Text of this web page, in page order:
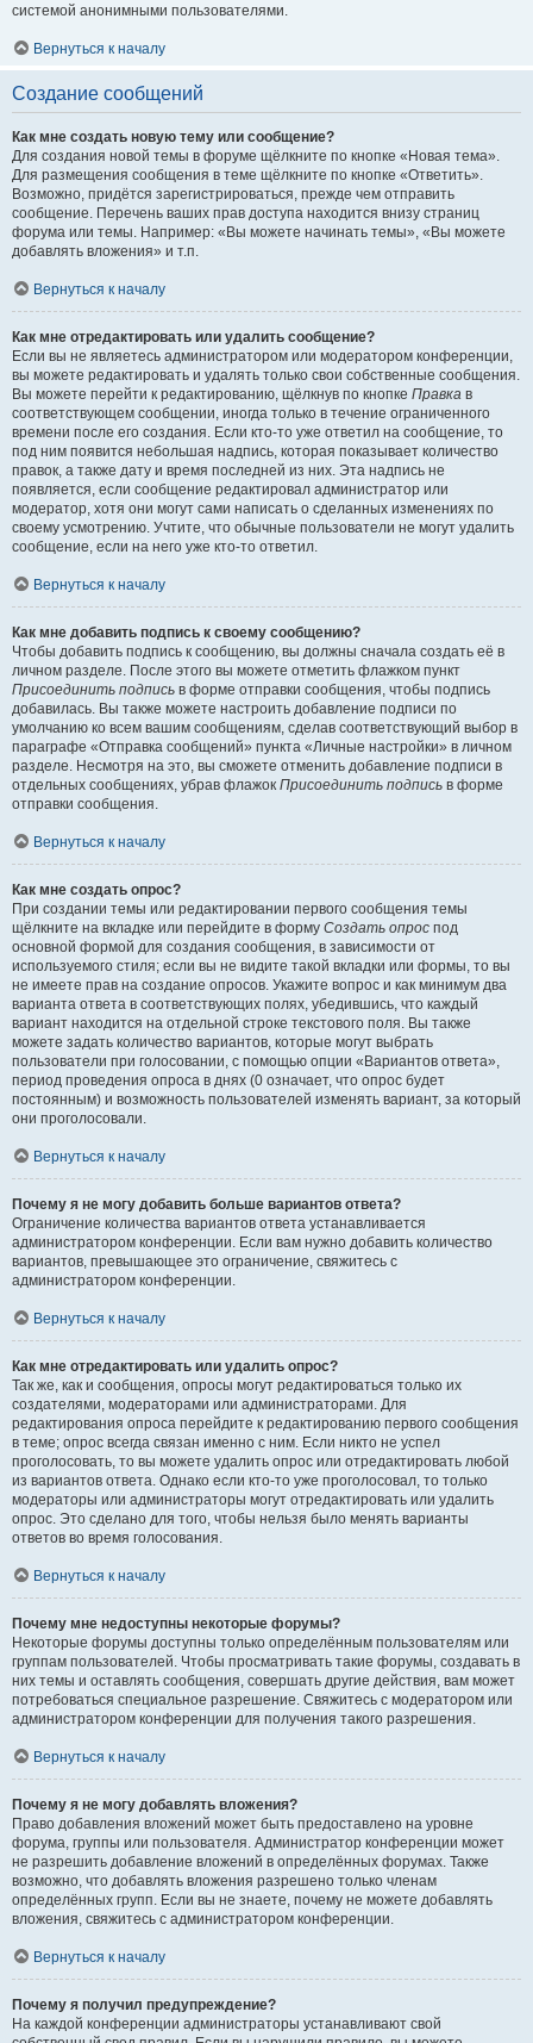
системой анонимными пользователями.
Вернуться к началу
Создание сообщений
Как мне создать новую тему или сообщение?
Для создания новой темы в форуме щёлкните по кнопке «Новая тема».
Для размещения сообщения в теме щёлкните по кнопке «Ответить».
Возможно, придётся зарегистрироваться, прежде чем отправить
сообщение. Перечень ваших прав доступа находится внизу страниц
форума или темы. Например: «Вы можете начинать темы», «Вы можете
добавлять вложения» и т.п.
Вернуться к началу
Как мне отредактировать или удалить сообщение?
Если вы не являетесь администратором или модератором конференции,
вы можете редактировать и удалять только свои собственные сообщения.
Вы можете перейти к редактированию, щёлкнув по кнопке Правка в
соответствующем сообщении, иногда только в течение ограниченного
времени после его создания. Если кто-то уже ответил на сообщение, то
под ним появится небольшая надпись, которая показывает количество
правок, а также дату и время последней из них. Эта надпись не
появляется, если сообщение редактировал администратор или
модератор, хотя они могут сами написать о сделанных изменениях по
своему усмотрению. Учтите, что обычные пользователи не могут удалить
сообщение, если на него уже кто-то ответил.
Вернуться к началу
Как мне добавить подпись к своему сообщению?
Чтобы добавить подпись к сообщению, вы должны сначала создать её в
личном разделе. После этого вы можете отметить флажком пункт
Присоединить подпись в форме отправки сообщения, чтобы подпись
добавилась. Вы также можете настроить добавление подписи по
умолчанию ко всем вашим сообщениям, сделав соответствующий выбор в
параграфе «Отправка сообщений» пункта «Личные настройки» в личном
разделе. Несмотря на это, вы сможете отменить добавление подписи в
отдельных сообщениях, убрав флажок Присоединить подпись в форме
отправки сообщения.
Вернуться к началу
Как мне создать опрос?
При создании темы или редактировании первого сообщения темы
щёлкните на вкладке или перейдите в форму Создать опрос под
основной формой для создания сообщения, в зависимости от
используемого стиля; если вы не видите такой вкладки или формы, то вы
не имеете прав на создание опросов. Укажите вопрос и как минимум два
варианта ответа в соответствующих полях, убедившись, что каждый
вариант находится на отдельной строке текстового поля. Вы также
можете задать количество вариантов, которые могут выбрать
пользователи при голосовании, с помощью опции «Вариантов ответа»,
период проведения опроса в днях (0 означает, что опрос будет
постоянным) и возможность пользователей изменять вариант, за который
они проголосовали.
Вернуться к началу
Почему я не могу добавить больше вариантов ответа?
Ограничение количества вариантов ответа устанавливается
администратором конференции. Если вам нужно добавить количество
вариантов, превышающее это ограничение, свяжитесь с
администратором конференции.
Вернуться к началу
Как мне отредактировать или удалить опрос?
Так же, как и сообщения, опросы могут редактироваться только их
создателями, модераторами или администраторами. Для
редактирования опроса перейдите к редактированию первого сообщения
в теме; опрос всегда связан именно с ним. Если никто не успел
проголосовать, то вы можете удалить опрос или отредактировать любой
из вариантов ответа. Однако если кто-то уже проголосовал, то только
модераторы или администраторы могут отредактировать или удалить
опрос. Это сделано для того, чтобы нельзя было менять варианты
ответов во время голосования.
Вернуться к началу
Почему мне недоступны некоторые форумы?
Некоторые форумы доступны только определённым пользователям или
группам пользователей. Чтобы просматривать такие форумы, создавать в
них темы и оставлять сообщения, совершать другие действия, вам может
потребоваться специальное разрешение. Свяжитесь с модератором или
администратором конференции для получения такого разрешения.
Вернуться к началу
Почему я не могу добавлять вложения?
Право добавления вложений может быть предоставлено на уровне
форума, группы или пользователя. Администратор конференции может
не разрешить добавление вложений в определённых форумах. Также
возможно, что добавлять вложения разрешено только членам
определённых групп. Если вы не знаете, почему не можете добавлять
вложения, свяжитесь с администратором конференции.
Вернуться к началу
Почему я получил предупреждение?
На каждой конференции администраторы устанавливают свой